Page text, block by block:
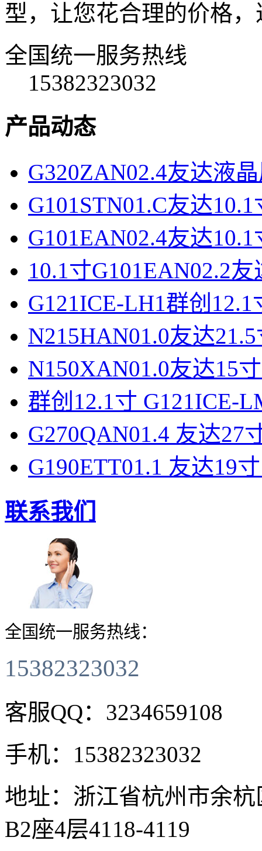
型，让您花合理的价格
全国统一服务热线
15382323032
产品动态
G320ZAN02.4友达液
G101STN01.C友达
G101EAN02.4友达
10.1寸G101EAN02.2
G121ICE-LH1群创
N215HAN01.0友达
N150XAN01.0友达15
群创12.1寸 G121ICE-
G270QAN01.4 友达27
G190ETT01.1 友达19
联系我们
全国统一服务热线：
15382323032
客服QQ： 3234659108
手机： 15382323032
地址： 浙江省杭州市余
B2座4层4118-4119